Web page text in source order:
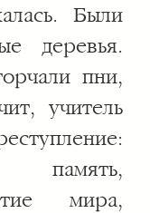
Были
деревья.
пни,
учитель
память,
мира,